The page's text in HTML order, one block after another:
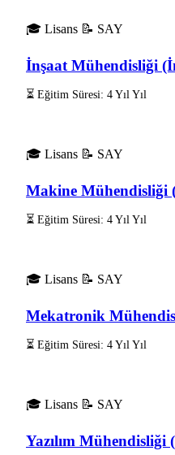
🎓 Lisans 📝 SAY
İnşaat Mühendisliği
⏳ Eğitim Süresi: 4 Yıl Yıl
🎓 Lisans 📝 SAY
Makine Mühendisliği
⏳ Eğitim Süresi: 4 Yıl Yıl
🎓 Lisans 📝 SAY
Mekatronik
⏳ Eğitim Süresi: 4 Yıl Yıl
🎓 Lisans 📝 SAY
Yazılım Mühendisliği